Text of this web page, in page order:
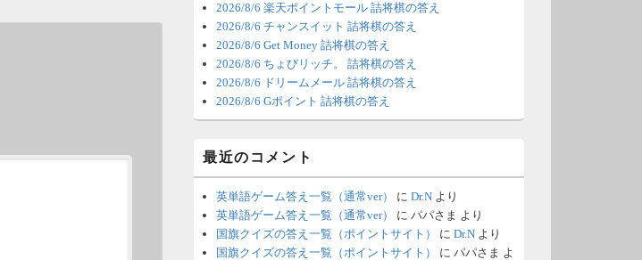
ちょびリッチが10：00までメンテ
ナンスとのことなので、本日分の
更新は難しいかもしれません。
6/20 18:45（Dr.N）
ってしまいそうです。申し訳ござ
いません。
6/18 1:39 （Dr.N）
時間の都合が付かないため、6月18
2026/8/6 楽天ポイントモール 詰将棋の答え
2026/8/6 チャンスイット 詰将棋の答え
2026/8/6 Get Money 詰将棋の答え
2026/8/6 ちょびリッチ。 詰将棋の答え
2026/8/6 ドリームメール 詰将棋の答え
2026/8/6 Gポイント 詰将棋の答え
最近のコメント
英単語ゲーム答え一覧（通常ver） に Dr.N より
英単語ゲーム答え一覧（通常ver）
に パパさま より
国旗クイズの答え一覧（ポイントサイト）
に Dr.N より
国旗クイズの答え一覧（ポイントサイト）
に パパさま よ